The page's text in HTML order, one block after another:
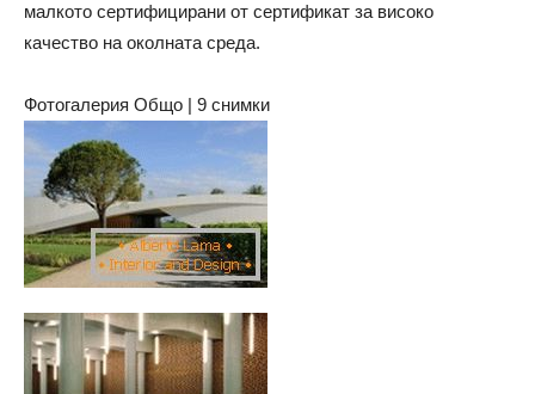
малкото сертифицирани от сертификат за високо
качество на околната среда.
Фотогалерия Общо | 9 снимки